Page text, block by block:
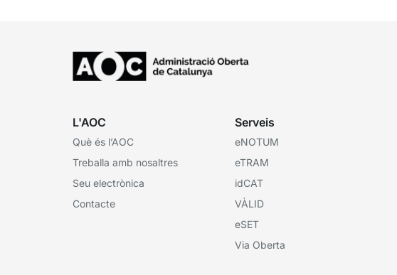
L'AOC
Què és l’AOC
Treballa amb nosaltres
Seu electrònica
Contacte
Serveis
eNOTUM
eTRAM
idCAT
VÀLID
eSET
Via Oberta